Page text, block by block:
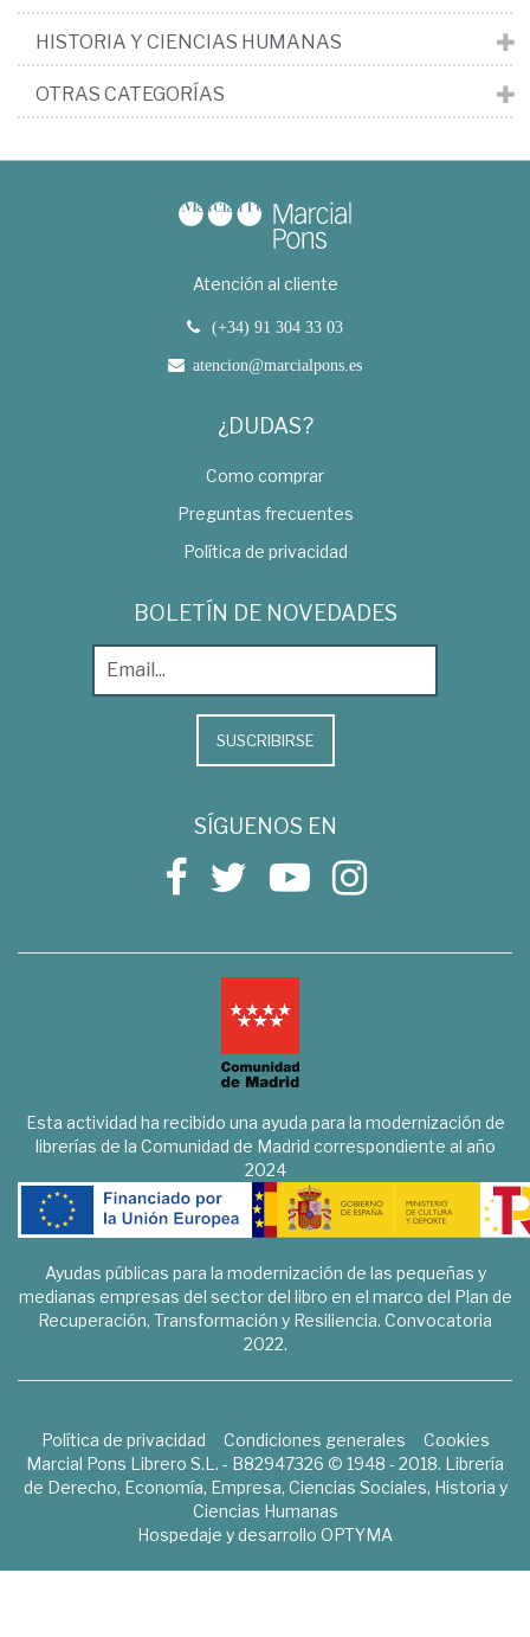
HISTORIA Y CIENCIAS HUMANAS
OTRAS CATEGORÍAS
Atención al cliente
(+34) 91 304 33 03
atencion@marcialpons.es
¿DUDAS?
Como comprar
Preguntas frecuentes
Política de privacidad
BOLETÍN DE NOVEDADES
SUSCRIBIRSE
SÍGUENOS EN
Esta actividad ha recibido una ayuda para la modernización de
librerías de la Comunidad de Madrid correspondiente al año
2024
Ayudas públicas para la modernización de las pequeñas y
medianas empresas del sector del libro en el marco del Plan de
Recuperación, Transformación y Resiliencia. Convocatoria
2022.
Política de privacidad Condiciones generales
Cookies
Marcial Pons Librero S.L. - B82947326 © 1948 - 2018. Librería
de Derecho, Economía, Empresa, Ciencias Sociales, Historia y
Ciencias Humanas
Hospedaje y desarrollo OPTYMA